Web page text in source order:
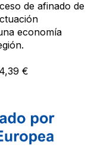
de afinado de
economía
€